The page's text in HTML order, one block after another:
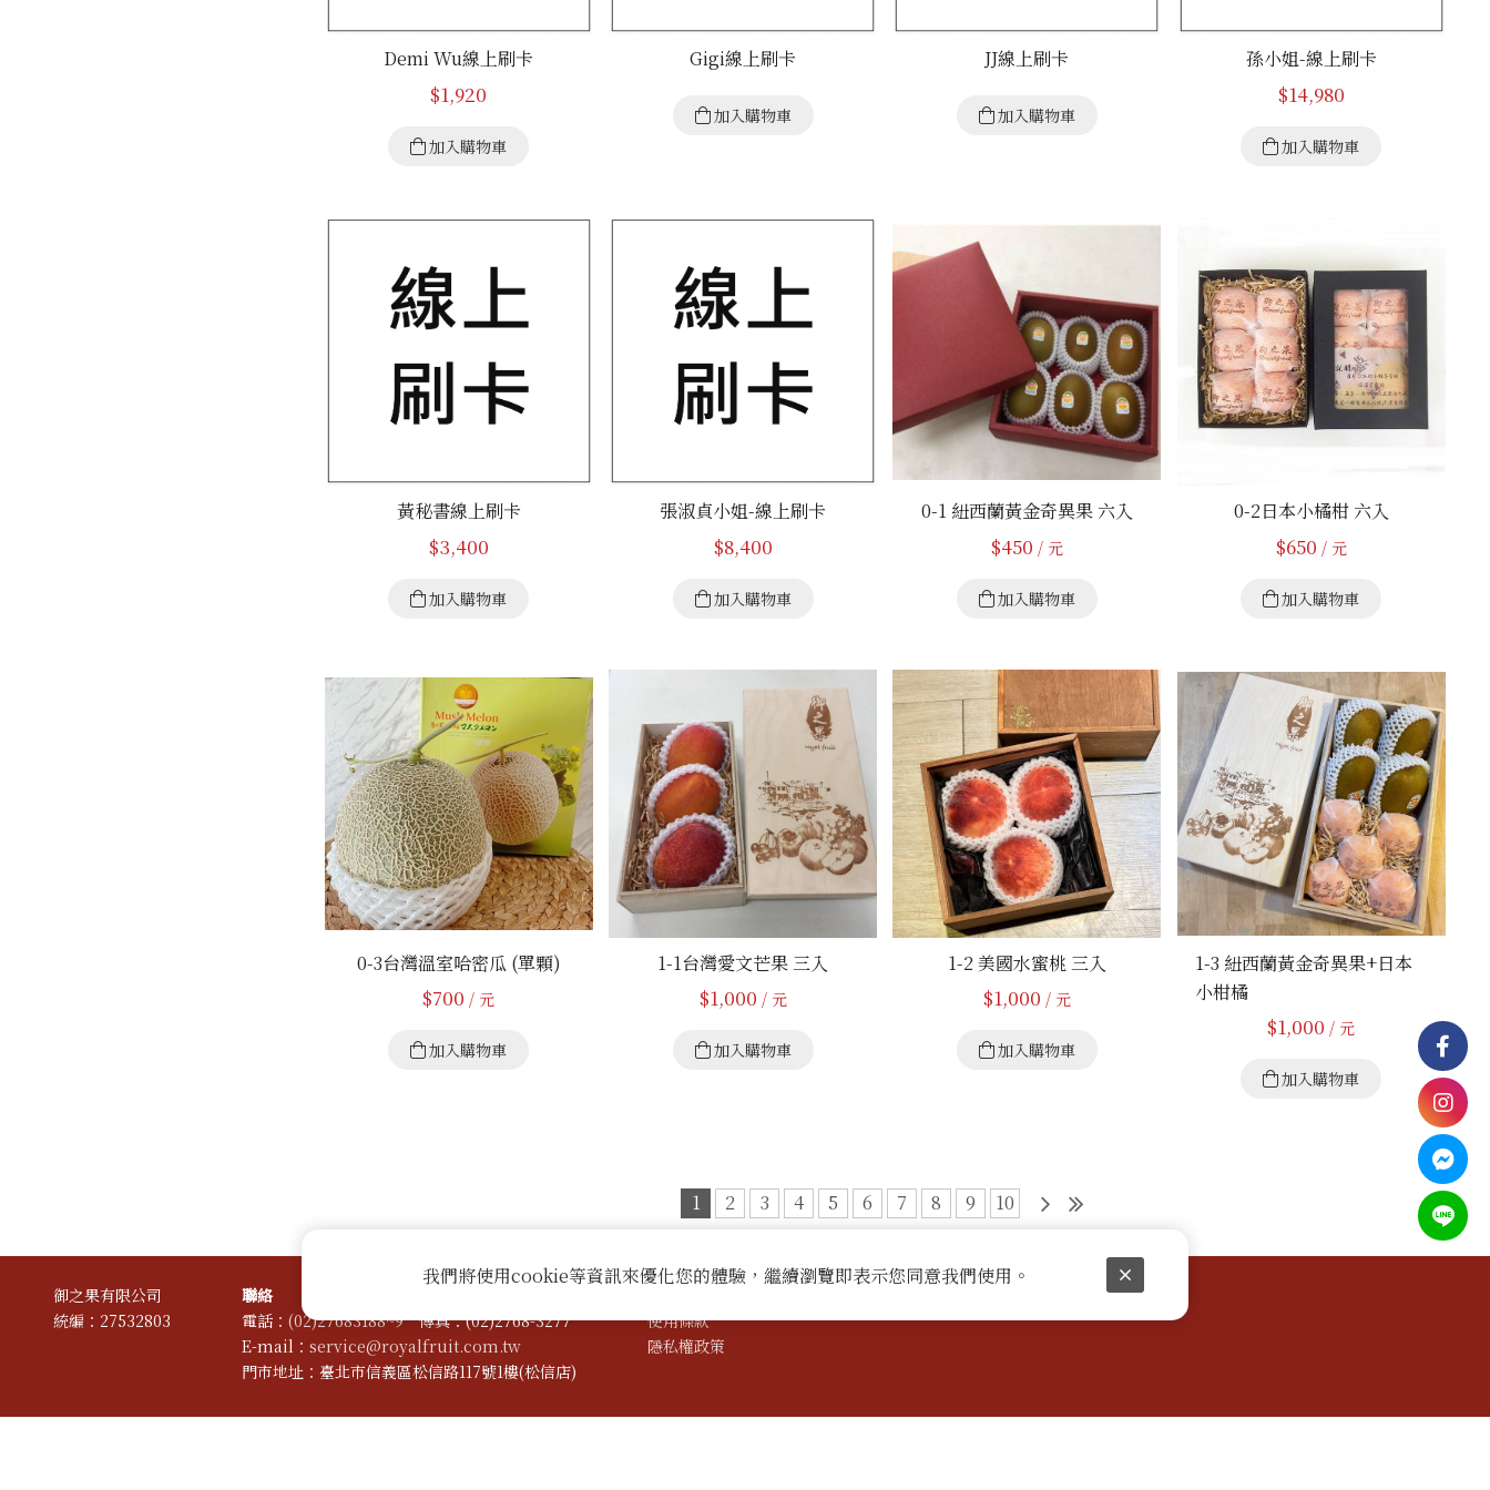
Demi Wu線上刷卡
$1,920
加入購物車
Gigi線上刷卡
加入購物車
JJ線上刷卡
加入購物車
孫小姐-線上刷卡
$14,980
加入購物車
黃秘書線上刷卡
$3,400
加入購物車
張淑貞小姐-線上刷卡
$8,400
加入購物車
0-1 紐西蘭黃金奇異果 六入
$450 / 元
加入購物車
0-2日本小橘柑 六入
$650 / 元
加入購物車
0-3台灣溫室哈密瓜 (單顆)
$700/ 元
加入購物車
1-1台灣愛文芒果 三入
$1,000 / 元
加入購物車
1-2 美國水蜜桃 三入
$1,000 / 元
加入購物車
1-3 紐西蘭黃金奇異果+日本
小柑橘
$1,000/ 元
加入購物車
1 2 3 4 5 6 7 8 9 10
御之果有限公司
統編：27532803
聯絡
電話：(02)27683188~9傳真：(02)2768-3277
E-mail：service@royalfruit.com.tw
門市地址：臺北市信義區松信路117號1樓(松信店)
使用條款
隱私權政策
我們將使用cookie等資訊來優化您的體驗，繼續瀏覽即表示您同意我們使用。